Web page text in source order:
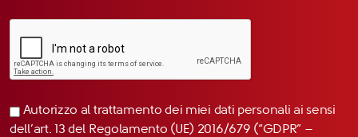
Autorizzo al trattamento dei miei dati personali ai sensi
dell’art. 13 del Regolamento (UE) 2016/679 (“GDPR” –